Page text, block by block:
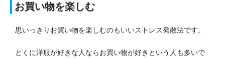
お買い物を楽しむ
思いっきりお買い物を楽しむのもいいストレス発散法です。
とくに洋服が好きな人ならお買い物が好きという人も多いで